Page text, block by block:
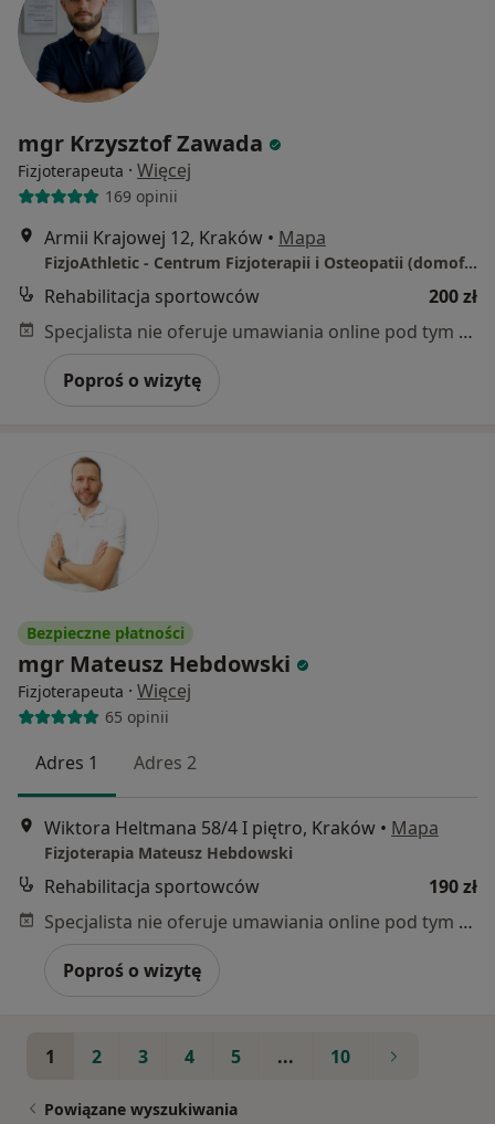
mgr Krzysztof Zawada
Fizjoterapeuta · Więcej
169 opinii
Armii Krajowej 12, Kraków • Mapa
FizjoAthletic - Centrum Fizjoterapii i Osteopatii (domofon 107, I piętro) , 30-150 Kraków
Rehabilitacja sportowców
200 zł
Specjalista nie oferuje umawiania online pod tym adresem.
Poproś o wizytę
Bezpieczne płatności
mgr Mateusz Hebdowski
Fizjoterapeuta · Więcej
65 opinii
Adres 1 Adres 2
Wiktora Heltmana 58/4 I piętro, Kraków • Mapa
Fizjoterapia Mateusz Hebdowski
Rehabilitacja sportowców
190 zł
Specjalista nie oferuje umawiania online pod tym adresem.
Poproś o wizytę
1 2 3 4 5 ... 10
Powiązane wyszukiwania